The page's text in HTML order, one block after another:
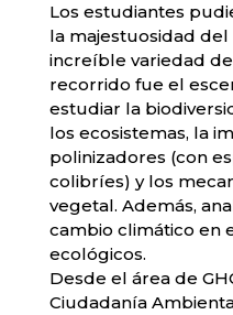
Los estudiantes
la majestuosidad
increíble variedad
recorrido fue el
estudiar la
los ecosistemas, la
polinizadores (con
colibríes) y los
vegetal. Además,
cambio climático en
ecológicos.
​Desde el área de
Ciudadanía